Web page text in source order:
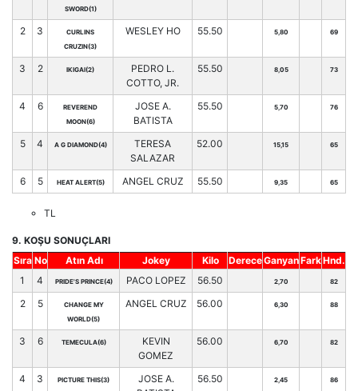
SWORD(1)
2 3
CURLINS
CRUZIN(3)
WESLEY HO 55.50 5,80 69
3 2 IKIGAI(2)
PEDRO L.
COTTO, JR.
55.50 8,05 73
4 6
REVEREND
MOON(6)
JOSE A.
BATISTA
55.50 5,70 76
5 4 A G DIAMOND(4)
TERESA
SALAZAR
52.00 15,15 65
6 5 HEAT ALERT(5) ANGEL CRUZ 55.50 9,35 65
TL
9. KOŞU SONUÇLARI
Sıra No Atın Adı Jokey Kilo DereceGanyanFarkHnd.
1
4 PRIDE'S PRINCE(4) PACO LOPEZ 56.50 2,70 82
2 5
CHANGE MY
WORLD(5)
ANGEL CRUZ 56.00 6,30 88
3 6 TEMECULA(6)
KEVIN
GOMEZ
56.00 6,70 82
4 3 PICTURE THIS(3)
JOSE A.
56.50 2,45 86